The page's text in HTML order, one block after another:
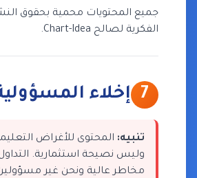
جميع المحتويات محمية بحقوق
الفكرية لصالح Chart-Idea.
7 إخلاء
تنبيه: المحتوى للأغراض
وليس نصيحة استثمارية.
مخاطر عالية ونحن غير